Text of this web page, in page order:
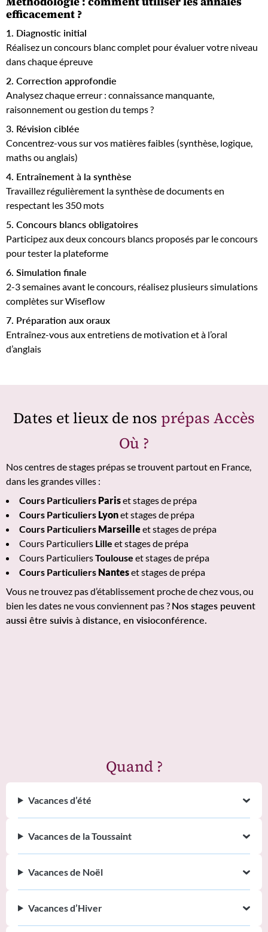
efficacement ?
1. Diagnostic initial
Réalisez un concours blanc complet pour évaluer votre niveau
dans chaque épreuve
2. Correction approfondie
Analysez chaque erreur : connaissance manquante,
raisonnement ou gestion du temps ?
3. Révision ciblée
Concentrez-vous sur vos matières faibles (synthèse, logique,
maths ou anglais)
4. Entraînement à la synthèse
Travaillez régulièrement la synthèse de documents en
respectant les 350 mots
5. Concours blancs obligatoires
Participez aux deux concours blancs proposés par le concours
pour tester la plateforme
6. Simulation finale
2-3 semaines avant le concours, réalisez plusieurs simulations
complètes sur Wiseflow
7. Préparation aux oraux
Entraînez-vous aux entretiens de motivation et à l’oral
d’anglais
Dates et lieux de nos prépas Accès
Où ?
Nos centres de stages prépas se trouvent partout en France,
dans les grandes villes :
Cours Particuliers Pariset stages de prépa
Cours Particuliers Lyonet stages de prépa
Cours Particuliers Marseilleet stages de prépa
Cours Particuliers Lille et stages de prépa
Cours ParticuliersToulouse et stages de prépa
Cours Particuliers Nanteset stages de prépa
Vous ne trouvez pas d’établissement proche de chez vous, ou
bien les dates ne vous conviennent pas ? Nos stages peuvent
aussi être suivis à distance, en visioconférence.
Quand ?
Vacances d’été
Vacances de la Toussaint
Vacances de Noël
Vacances d’Hiver